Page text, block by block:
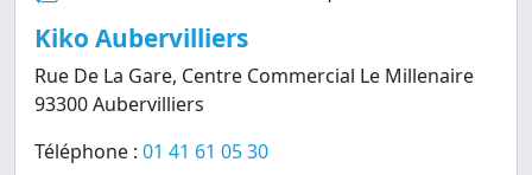
Kiko Aubervilliers
Rue De La Gare, Centre Commercial Le Millenaire
93300 Aubervilliers
Téléphone : 01 41 61 05 30